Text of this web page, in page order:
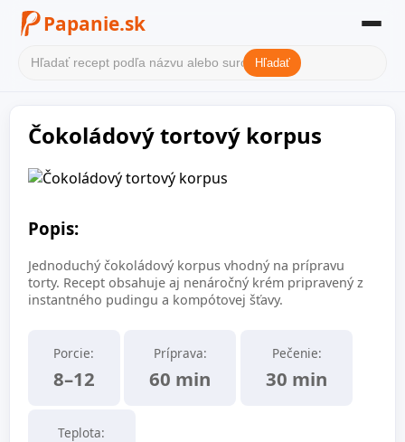
Papanie.sk
Filter receptov
Kategórie
O nás
Kontakt
Hľadať
Čokoládový tortový korpus
Popis:
Jednoduchý čokoládový korpus vhodný na prípravu
torty. Recept obsahuje aj nenáročný krém pripravený z
instantného pudingu a kompótovej šťavy.
Porcie:
8–12
Príprava:
60 min
Pečenie:
30 min
Teplota: